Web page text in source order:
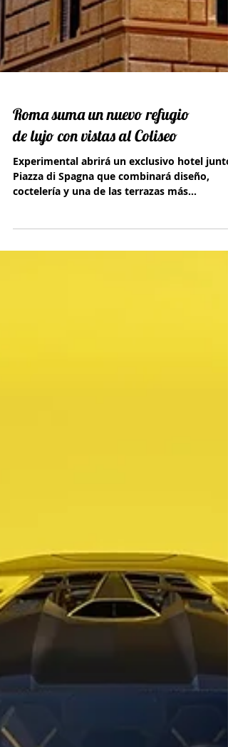
Roma suma un nuevo refugio
de lujo con vistas al Coliseo
coctelería y una de las terrazas más
codiciadas de la Ciudad Eterna.